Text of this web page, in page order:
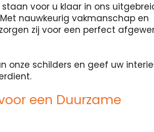
voor u klaar in ons
nauwkeurig vakmanschap en
zij voor een perfect
onze schilders en geef uw
een Duurzame